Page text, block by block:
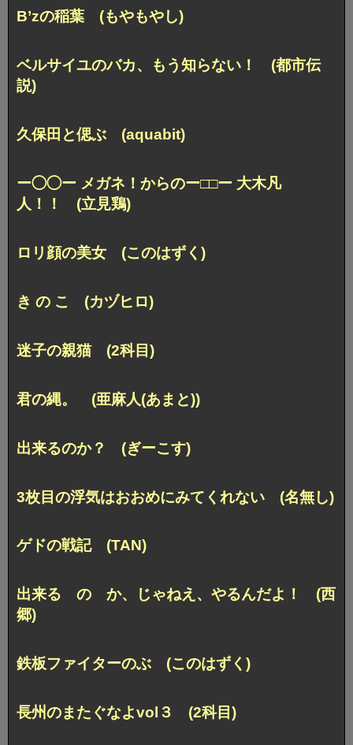
B’zの稲葉 (もやもやし)
ベルサイユのバカ、もう知らない！ (都市伝
説)
久保田と偲ぶ (aquabit)
ー◯◯ー メガネ！からのー□□ー 大木凡
人！！ (立見鶏)
ロリ顔の美女 (このはずく)
き の こ (カヅヒロ)
迷子の親猫 (2科目)
君の縄。 (亜麻人(あまと))
出来るのか？ (ぎーこす)
3枚目の浮気はおおめにみてくれない (名無し)
ゲドの戦記 (TAN)
出来る の か、じゃねえ、 やるんだよ！ (西
郷)
鉄板ファイターのぶ (このはずく)
長州のまたぐなよvol３ (2科目)